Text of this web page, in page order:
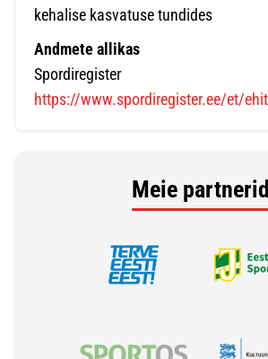
kehalise kasvatuse tundides
Andmete allikas
Spordiregister
https://www.spordiregister.ee/et/
Meie partnerid